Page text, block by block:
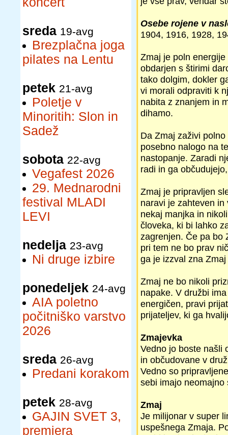
sreda 19-avg
Brezplačna joga
pilates na Lentu
petek 21-avg
Poletje v
Minoritih: Slon in
Sadež
sobota 22-avg
Vegafest 2026
29. Mednarodni
festival MLADI
LEVI
nedelja 23-avg
Ni druge izbire
ponedeljek 24-avg
AIA poletno
počitniško varstvo
2026
sreda 26-avg
Predani korakom
petek 28-avg
GAJIN SVET 3,
premiera
Osebe rojene v
1904, 1916, 1928,
Zmaj je poln
obdarjen s štirimi
tako dolgim, dokler
vi morali odpraviti k
nabita z znanjem in
dihamo.
Da Zmaj zaživi
posebno nalogo na
nastopanje. Zaradi
radi in ga
Zmaj je pripravljen
naravi je zahteven
nekaj manjka in
človeka, ki bi lahko
zagrenjen. Če pa bo
pri tem ne bo prav
ga je izzval zna
Zmaj ne bo nikoli
napake. V družbi
energičen, pravi
prijateljev, ki ga
Zmajevka
Vedno jo boste našli
in občudovane v
Vedno so
sebi imajo
Zmaj
Je milijonar v super
uspešnega Zmaja.